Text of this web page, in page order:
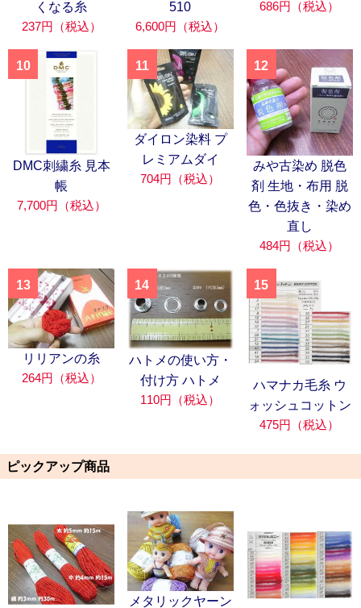
くなる糸
237円（税込）
510
6,600円（税込）
686円（税込）
10
DMC刺繍糸 見本
帳
7,700円（税込）
11
ダイロン染料 プ
レミアムダイ
704円（税込）
12
みや古染め 脱色
剤 生地・布用 脱
色・色抜き・染め
直し
484円（税込）
13
リリアンの糸
264円（税込）
14
ハトメの使い方・
付け方 ハトメ
110円（税込）
15
ハマナカ毛糸 ウ
ォッシュコットン
475円（税込）
ピックアップ商品
メタリックヤーン